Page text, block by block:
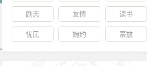
励志 友情 读书
忧民 婉约 豪放